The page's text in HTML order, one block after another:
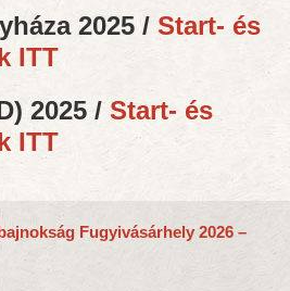
2025 / Start- és
ITT
2025 / Start- és
ITT
Fugyivásárhely 2026 –